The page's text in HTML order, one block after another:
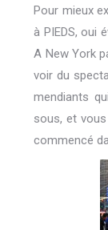
Pour mieux
à PIEDS, oui
A New York
voir du
mendiants
sous, et
commencé